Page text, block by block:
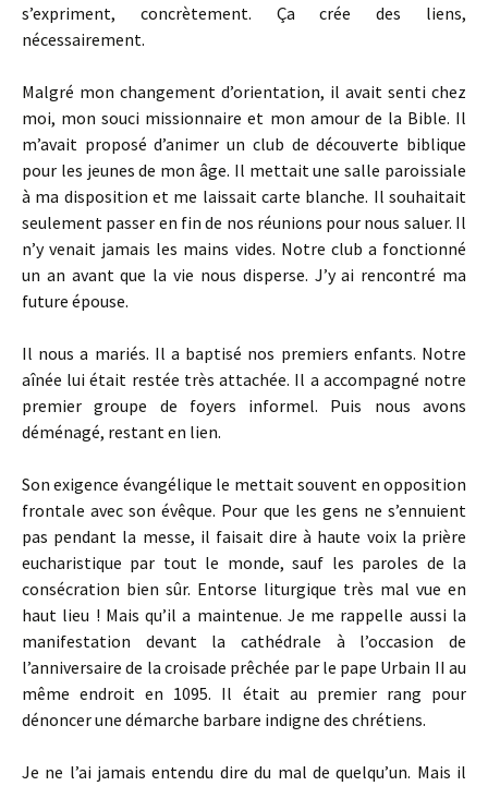
s’expriment, concrètement. Ça crée des liens,
nécessairement.
Malgré mon changement d’orientation, il avait senti chez
moi, mon souci missionnaire et mon amour de la Bible. Il
m’avait proposé d’animer un club de découverte biblique
pour les jeunes de mon âge. Il mettait une salle paroissiale
à ma disposition et me laissait carte blanche. Il souhaitait
seulement passer en fin de nos réunions pour nous saluer. Il
n’y venait jamais les mains vides. Notre club a fonctionné
un an avant que la vie nous disperse. J’y ai rencontré ma
future épouse.
Il nous a mariés. Il a baptisé nos premiers enfants. Notre
aînée lui était restée très attachée. Il a accompagné notre
premier groupe de foyers informel. Puis nous avons
déménagé, restant en lien.
Son exigence évangélique le mettait souvent en opposition
frontale avec son évêque. Pour que les gens ne s’ennuient
pas pendant la messe, il faisait dire à haute voix la prière
eucharistique par tout le monde, sauf les paroles de la
consécration bien sûr. Entorse liturgique très mal vue en
haut lieu ! Mais qu’il a maintenue. Je me rappelle aussi la
manifestation devant la cathédrale à l’occasion de
l’anniversaire de la croisade prêchée par le pape Urbain II au
même endroit en 1095. Il était au premier rang pour
dénoncer une démarche barbare indigne des chrétiens.
Je ne l’ai jamais entendu dire du mal de quelqu’un. Mais il